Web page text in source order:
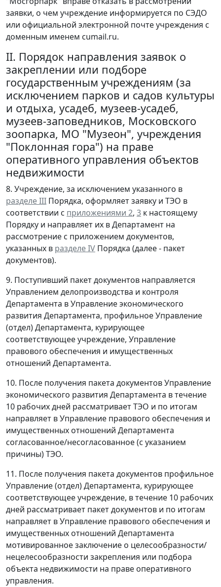
заявки, о чем учреждение информируется по СЭДО
или официальной электронной почте учреждения с
доменным именем cumail.ru.
II. Порядок направления заявок о
закреплении или подборе
государственным учреждениям (за
исключением парков и садов культуры
и отдыха, усадеб, музеев-усадеб,
музеев-заповедников, Московского
зоопарка, МО "Музеон", учреждения
"Поклонная гора") на праве
оперативного управления объектов
недвижимости
8. Учреждение, за исключением указанного в
разделе III Порядка, оформляет заявку и ТЭО в
соответствии с приложениями 2, 3 к настоящему
Порядку и направляет их в Департамент на
рассмотрение с приложением документов,
указанных в разделе IV Порядка (далее - пакет
документов).
9. Поступивший пакет документов направляется
Управлением делопроизводства и контроля
Департамента в Управление экономического
развития Департамента, профильное Управление
(отдел) Департамента, курирующее
соответствующее учреждение, Управление
правового обеспечения и имущественных
отношений Департамента.
10. После получения пакета документов Управление
экономического развития Департамента в течение
10 рабочих дней рассматривает ТЭО и по итогам
направляет в Управление правового обеспечения и
имущественных отношений Департамента
согласованное/несогласованное (с указанием
причины) ТЭО.
11. После получения пакета документов профильное
Управление (отдел) Департамента, курирующее
соответствующее учреждение, в течение 10 рабочих
дней рассматривает пакет документов и по итогам
направляет в Управление правового обеспечения и
имущественных отношений Департамента
мотивированное заключение о целесообразности/
нецелесообразности закрепления или подбора
объекта недвижимости на праве оперативного
управления.